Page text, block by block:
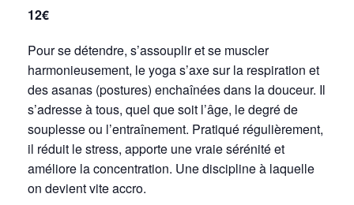
12€
Pour se détendre, s’assouplir et se muscler
harmonieusement, le yoga s’axe sur la respiration et
des asanas (postures) enchaînées dans la douceur. Il
s’adresse à tous, quel que soit l’âge, le degré de
souplesse ou l’entraînement. Pratiqué régulièrement,
il réduit le stress, apporte une vraie sérénité et
améliore la concentration. Une discipline à laquelle
on devient vite accro.